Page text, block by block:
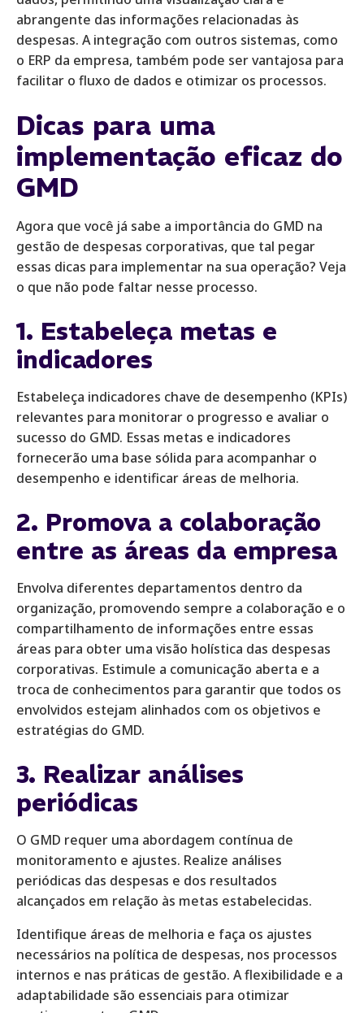
abrangente das informações relacionadas às
despesas. A integração com outros sistemas, como
o ERP da empresa, também pode ser vantajosa para
facilitar o fluxo de dados e otimizar os processos.
Dicas para uma
implementação eficaz do
GMD
Agora que você já sabe a importância do GMD na
gestão de despesas corporativas, que tal pegar
essas dicas para implementar na sua operação? Veja
o que não pode faltar nesse processo.
1. Estabeleça metas e
indicadores
Estabeleça indicadores chave de desempenho (KPIs)
relevantes para monitorar o progresso e avaliar o
sucesso do GMD. Essas metas e indicadores
fornecerão uma base sólida para acompanhar o
desempenho e identificar áreas de melhoria.
2. Promova a colaboração
entre as áreas da empresa
Envolva diferentes departamentos dentro da
organização, promovendo sempre a colaboração e o
compartilhamento de informações entre essas
áreas para obter uma visão holística das despesas
corporativas. Estimule a comunicação aberta e a
troca de conhecimentos para garantir que todos os
envolvidos estejam alinhados com os objetivos e
estratégias do GMD.
3. Realizar análises
periódicas
O GMD requer uma abordagem contínua de
monitoramento e ajustes. Realize análises
periódicas das despesas e dos resultados
alcançados em relação às metas estabelecidas.
Identifique áreas de melhoria e faça os ajustes
necessários na política de despesas, nos processos
internos e nas práticas de gestão. A flexibilidade e a
adaptabilidade são essenciais para otimizar